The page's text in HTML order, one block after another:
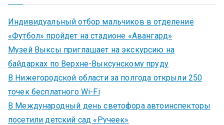
Индивидуальный отбор мальчиков в отделение
«Футбол» пройдет на стадионе «Авангард»
Музей Выксы приглашает на экскурсию на
байдарках по Верхне-Выксунскому пруду
В Нижегородской области за полгода открыли 250
точек бесплатного Wi-Fi
В Международный день светофора автоинспекторы
посетили детский сад «Ручеек»